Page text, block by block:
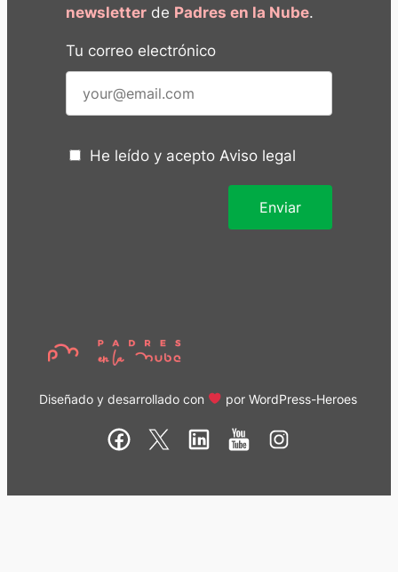
newsletterde Padres en la Nube.
Tu correo electrónico
He leído y acepto Aviso legal
Diseñado y desarrollado con porWordPress-Heroes